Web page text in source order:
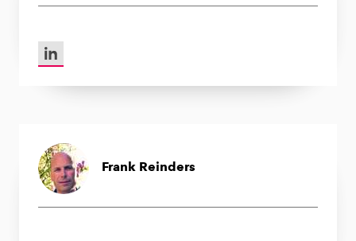
LinkedIn van Janneke Peelen
Frank Reinders